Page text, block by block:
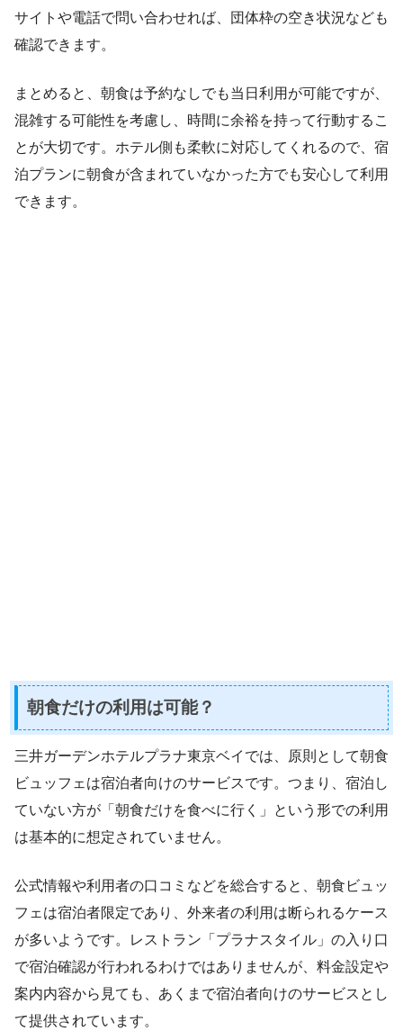
サイトや電話で問い合わせれば、団体枠の空き状況なども
確認できます。
まとめると、朝食は予約なしでも当日利用が可能ですが、
混雑する可能性を考慮し、時間に余裕を持って行動するこ
とが大切です。ホテル側も柔軟に対応してくれるので、宿
泊プランに朝食が含まれていなかった方でも安心して利用
できます。
朝食だけの利用は可能？
三井ガーデンホテルプラナ東京ベイでは、原則として朝食
ビュッフェは宿泊者向けのサービスです。つまり、宿泊し
ていない方が「朝食だけを食べに行く」という形での利用
は基本的に想定されていません。
公式情報や利用者の口コミなどを総合すると、朝食ビュッ
フェは宿泊者限定であり、外来者の利用は断られるケース
が多いようです。レストラン「プラナスタイル」の入り口
で宿泊確認が行われるわけではありませんが、料金設定や
案内内容から見ても、あくまで宿泊者向けのサービスとし
て提供されています。